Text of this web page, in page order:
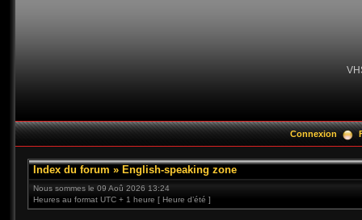
Connexion
Index du forum » English-speaking zone
Nous sommes le 09 Aoû 2026 13:24
Heures au format UTC + 1 heure [ Heure d’été ]